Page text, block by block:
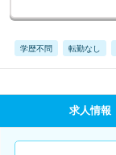
学歴不問 転勤なし
求人情報